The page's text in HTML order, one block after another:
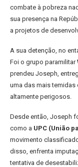
combate à pobreza
sua presença na
a projetos de
A sua detenção, no
Foi o grupo paramilitar
prendeu Joseph,
uma das mais
altamente perigosos.
Desde então, Joseph
como a UPC (União
movimento
disso, enfrenta
tentativa de